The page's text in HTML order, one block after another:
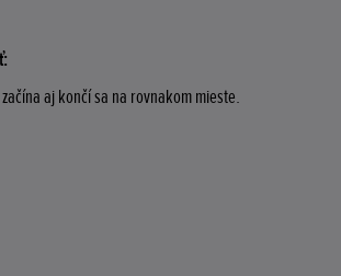
aj končí sa na rovnakom mieste.